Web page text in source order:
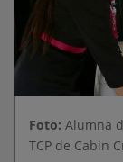
Foto: Alumna
TCP de Cabin